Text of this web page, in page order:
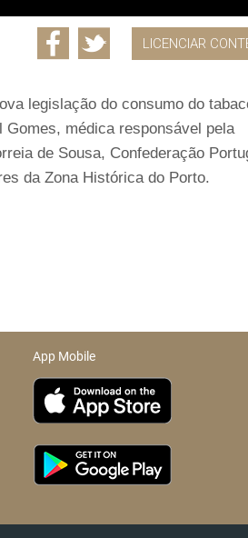
LICENCIAR
legislação do consumo do
médica responsável pela
de Sousa, Confederação
da Zona Histórica do Porto.
App Mobile